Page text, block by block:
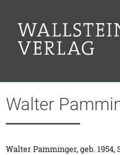
Walter
Walter Pamminger, geb.